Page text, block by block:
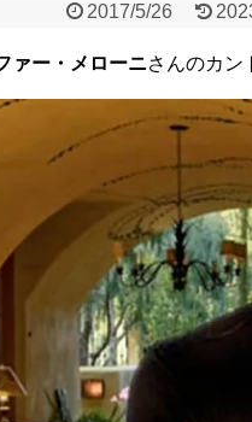
2017/5/26
ァー・メローニさんのカン